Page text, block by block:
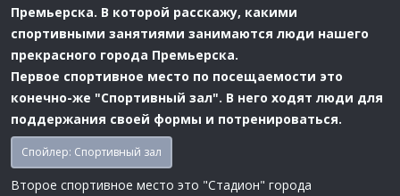
Премьерска. В которой расскажу, какими
спортивными занятиями занимаются люди нашего
прекрасного города Премьерска.
Первое спортивное место по посещаемости это
конечно-же "Спортивный зал". В него ходят люди для
поддержания своей формы и потренироваться.
Спойлер: Спортивный зал
Второе спортивное место это "Стадион" города